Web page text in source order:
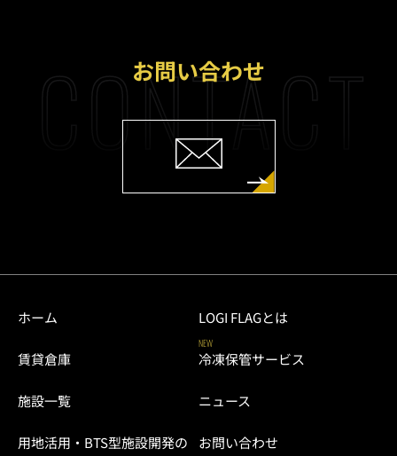
お問い合わせ
ホーム LOGI FLAGとは
賃貸倉庫
NEW
冷凍保管サービス
施設一覧 ニュース
用地活用・BTS型施設開発の お問い合わせ